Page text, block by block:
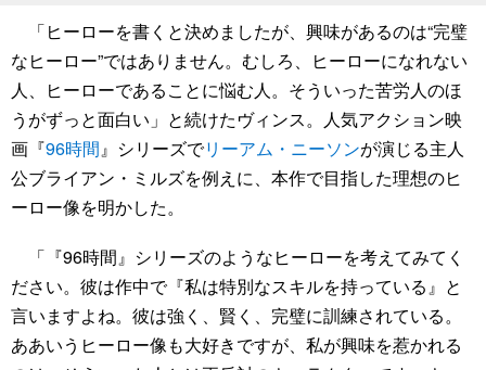
「ヒーローを書くと決めましたが、興味があるのは“完璧
なヒーロー”ではありません。むしろ、ヒーローになれない
人、ヒーローであることに悩む人。そういった苦労人のほ
うがずっと面白い」と続けたヴィンス。人気アクション映
画『96時間』シリーズでリーアム・ニーソンが演じる主人
公ブライアン・ミルズを例えに、本作で目指した理想のヒ
ーロー像を明かした。
「『96時間』シリーズのようなヒーローを考えてみてく
ださい。彼は作中で『私は特別なスキルを持っている』と
言いますよね。彼は強く、賢く、完璧に訓練されている。
ああいうヒーロー像も大好きですが、私が興味を惹かれる